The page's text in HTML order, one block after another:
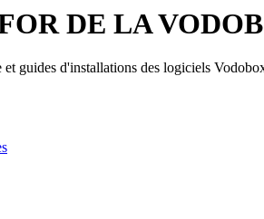
DE LA
guides d'installations des logiciels